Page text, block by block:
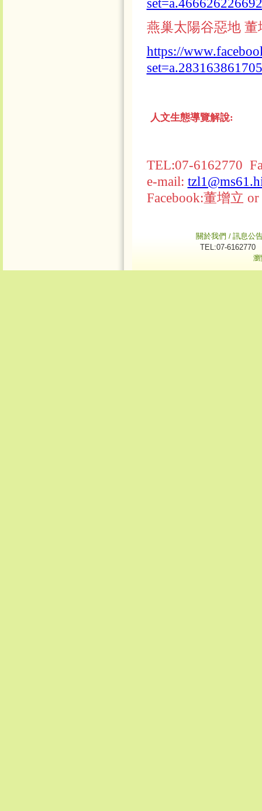
燕巢太陽谷惡地 董
https://
人文生態導覽解說:
TEL:07-6162770
e-mail:
Facebook:董增立
關於我們 / 訊息公
TEL:07-
瀏